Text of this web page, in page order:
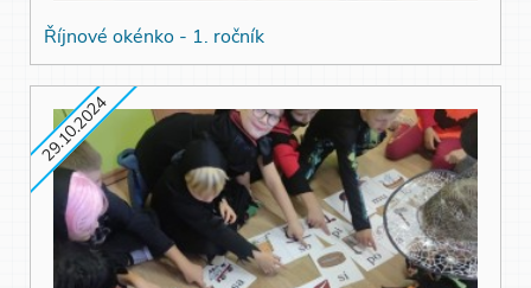
Říjnové okénko - 1. ročník
29.10.2024